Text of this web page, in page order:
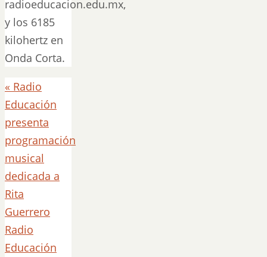
radioeducacion.edu.mx,
y los 6185
kilohertz en
Onda Corta.
« Radio
Educación
presenta
programación
musical
dedicada a
Rita
Guerrero
Radio
Educación